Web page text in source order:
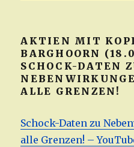
AKTIEN MIT
BARGHOORN
SCHOCK-DATEN
ALLE GRENZEN!
Schock-Daten zu
alle Grenzen! –